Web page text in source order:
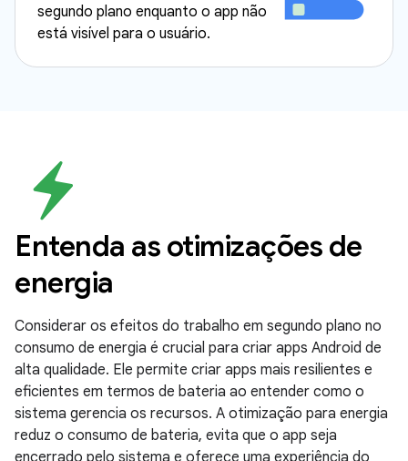
segundo plano enquanto o app não
está visível para o usuário.
Entenda as otimizações de
energia
Considerar os efeitos do trabalho em segundo plano no
consumo de energia é crucial para criar apps Android de
alta qualidade. Ele permite criar apps mais resilientes e
eficientes em termos de bateria ao entender como o
sistema gerencia os recursos. A otimização para energia
reduz o consumo de bateria, evita que o app seja
encerrado pelo sistema e oferece uma experiência do